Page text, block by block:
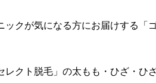
ックが気になる方にお届けする「
レクト脱毛」の太もも・ひざ・ひ